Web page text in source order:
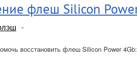
флеш Silicon
восстановить флеш Silicon Power 4Gb: